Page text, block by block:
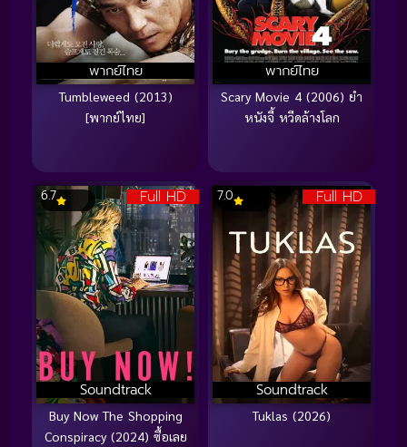
พากย์ไทย
Tumbleweed (2013)
[พากย์ไทย]
พากย์ไทย
Scary Movie 4 (2006) ยำ
หนังจี้ หวีดล้างโลก
Full HD
Soundtrack
6.7
Buy Now The Shopping
Conspiracy (2024) ซื้อเลย
Full HD
Soundtrack
7.0
Tuklas (2026)